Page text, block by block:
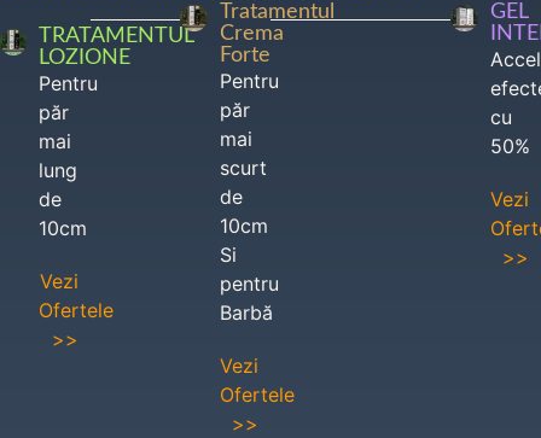
TRATAMENTUL
LOZIONE
Pentru
păr
mai
lung
de
10cm
Vezi
Ofertele
>>
Tratamentul
Crema
Forte
Pentru
păr
mai
scurt
de
10cm
Si
pentru
Barbă
Vezi
Ofertele
>>
GEL
cu
50%
Vezi
>>